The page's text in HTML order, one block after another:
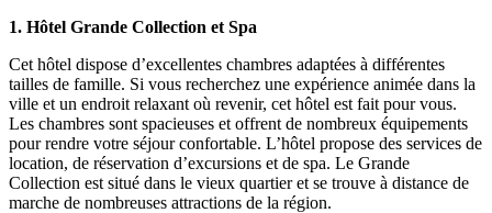
1. Hôtel Grande Collection et Spa
Cet hôtel dispose d’excellentes chambres adaptées à différentes
tailles de famille. Si vous recherchez une expérience animée dans la
ville et un endroit relaxant où revenir, cet hôtel est fait pour vous.
Les chambres sont spacieuses et offrent de nombreux équipements
pour rendre votre séjour confortable. L’hôtel propose des services de
location, de réservation d’excursions et de spa. Le Grande
Collection est situé dans le vieux quartier et se trouve à distance de
marche de nombreuses attractions de la région.